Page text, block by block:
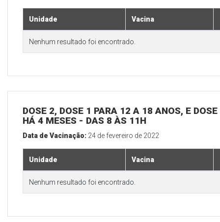
Unidade Vacina
Nenhum resultado foi encontrado.
DOSE 2, DOSE 1 PARA 12 A 18 ANOS, E
HÁ 4 MESES - DAS 8 ÀS 11H
Data de Vacinação: 24 de fevereiro de 2022
Unidade Vacina
Nenhum resultado foi encontrado.